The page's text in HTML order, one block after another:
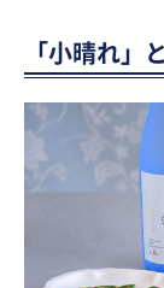
「小晴れ」